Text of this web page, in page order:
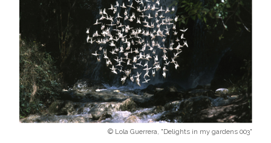
© Lola Guerrera, "Delights in my gardens 003"